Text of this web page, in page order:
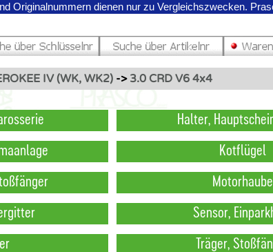
Originalnummern dienen nur zu Vergleichszwecken.
IV (WK, WK2) -> 3.0 CRD V6 4x4
Halter,
Kotflügel
Motorhaube
Sensor,
Träger,